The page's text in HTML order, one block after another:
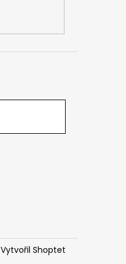
Vytvořil Shoptet